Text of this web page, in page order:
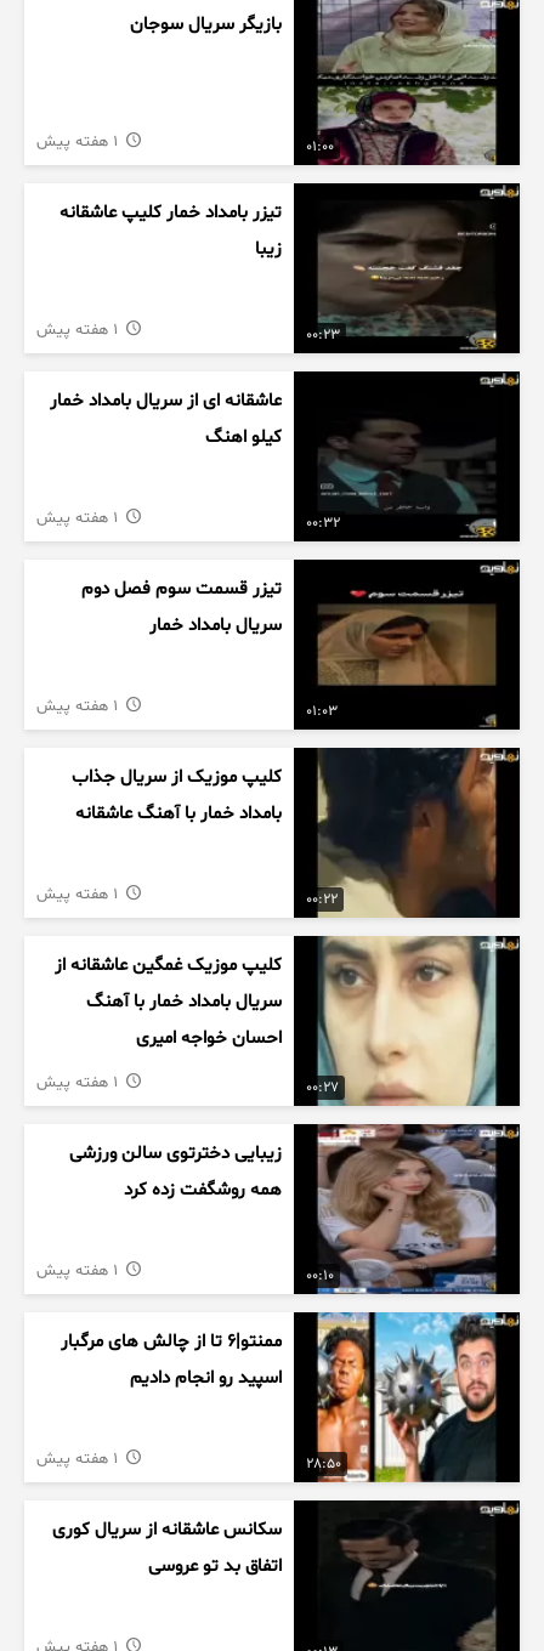
01:00
بازیگر سریال سوجان
00:23
تیزر بامداد خمار کلیپ عاشقانه
زیبا
00:32
عاشقانه ای از سریال بامداد خمار
کیلو اهنگ
01:03
تیزر قسمت سوم فصل دوم
سریال بامداد خمار
00:22
کلیپ موزیک از سریال جذاب
بامداد خمار با آهنگ عاشقانه
00:27
کلیپ موزیک غمگین عاشقانه از
سریال بامداد خمار با آهنگ
احسان خواجه امیری
00:10
زیبایی دخترتوی سالن ورزشی
همه روشگفت زده کرد
28:50
ممنتو|۶ تا از چالش های مرگبار
اسپید رو انجام دادیم
سکانس عاشقانه از سریال کوری
اتفاق بد تو عروسی